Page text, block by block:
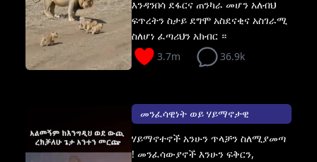
እንዳንበሳ ደፋርና ጠንካራ መሆን አለብህ
ፍጥረትን ስታይ ደግሞ አስደናቂና አስገራሚ
ስለሆነ ፈጣሪህን አክብር ።
3.7m
36.9k
መንፈሳዊነት ወይ ሃይማኖታዊ
ሃይማኖተኖች አንሁን ጥላቻን ስለሚያመጣ
! መንፈሳውያኖች እንሁን ፍቅርን,